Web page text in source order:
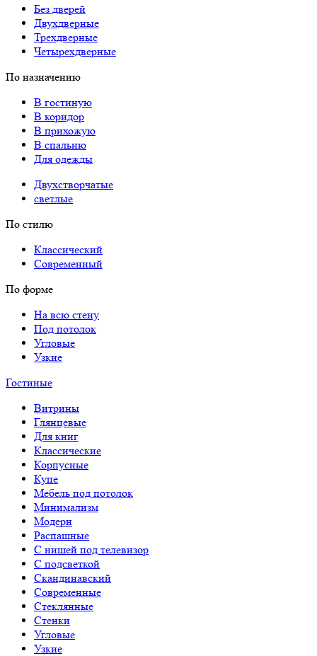
Без дверей
Двухдверные
Трехдверные
Четырехдверные
По назначению
В гостиную
В коридор
В прихожую
В спальню
Для одежды
Двухстворчатые
светлые
По стилю
Классический
Современный
По форме
На всю стену
Под потолок
Угловые
Узкие
Гостиные
Витрины
Глянцевые
Для книг
Классические
Корпусные
Купе
Мебель под потолок
Минимализм
Модерн
Распашные
С нишей под телевизор
С подсветкой
Скандинавский
Современные
Стеклянные
Стенки
Угловые
Узкие